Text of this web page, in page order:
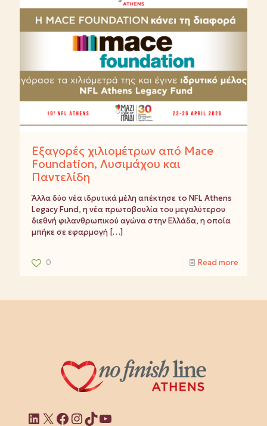
Εξαγορές χιλιομέτρων από Mace
Foundation, Λυσιμάχου και
Παντελίδη
Άλλα δύο νέα ιδρυτικά μέλη απέκτησε το NFL Athens
Legacy Fund, η νέα πρωτοβουλία του μεγαλύτερου
διεθνή φιλανθρωπικού αγώνα στην Ελλάδα, η οποία
μπήκε σε εφαρμογή […]
0 Read more
Linkedin
X Facebook
Instagram
TikTok
YouTube